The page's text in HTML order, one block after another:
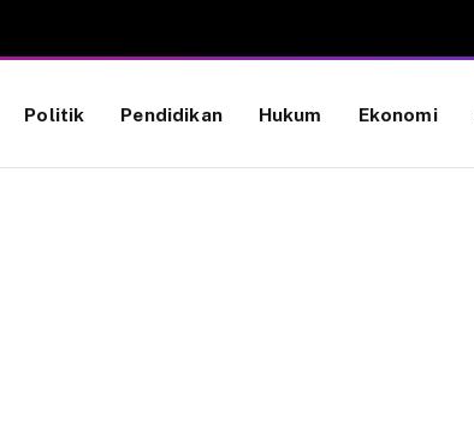
Politik Pendidikan Hukum Ekonomi